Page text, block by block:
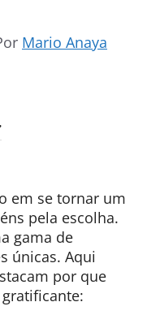
Mario Anaya
em se tornar um
pela escolha.
gama de
únicas. Aqui
por que